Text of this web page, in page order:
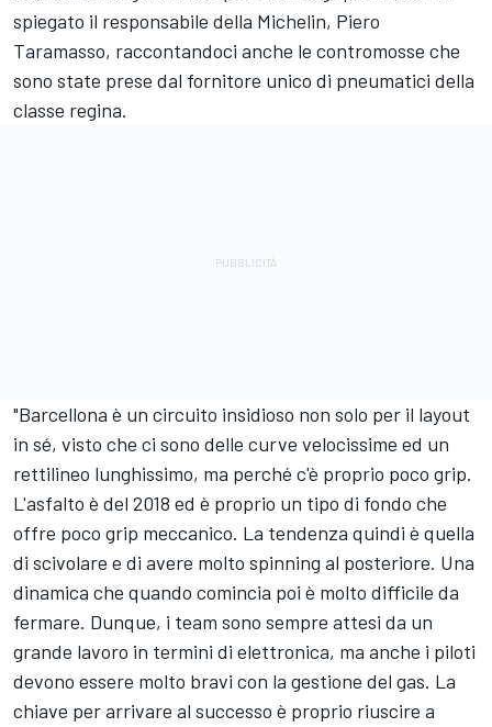
spiegato il responsabile della Michelin, Piero
Taramasso, raccontandoci anche le contromosse che
sono state prese dal fornitore unico di pneumatici della
classe regina.
"Barcellona è un circuito insidioso non solo per il layout
in sé, visto che ci sono delle curve velocissime ed un
rettilineo lunghissimo, ma perché c'è proprio poco grip.
L'asfalto è del 2018 ed è proprio un tipo di fondo che
offre poco grip meccanico. La tendenza quindi è quella
di scivolare e di avere molto spinning al posteriore. Una
dinamica che quando comincia poi è molto difficile da
fermare. Dunque, i team sono sempre attesi da un
grande lavoro in termini di elettronica, ma anche i piloti
devono essere molto bravi con la gestione del gas. La
chiave per arrivare al successo è proprio riuscire a